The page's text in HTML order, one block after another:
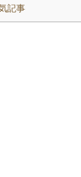
記事